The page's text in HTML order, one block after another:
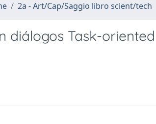
2a - Art/Cap/Saggio libro scient/tech
diálogos Task-oriented